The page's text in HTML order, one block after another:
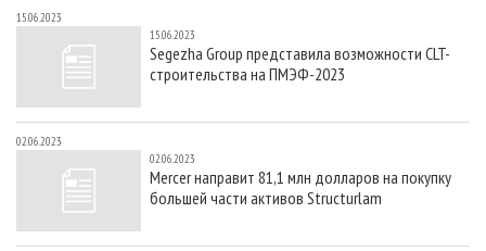
15.06.2023
15.06.2023
Segezha Group представила возможности CLT-
строительства на ПМЭФ-2023
02.06.2023
02.06.2023
Mercer направит 81,1 млн долларов на покупку
большей части активов Structurlam